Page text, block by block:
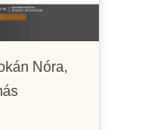
Nóra,